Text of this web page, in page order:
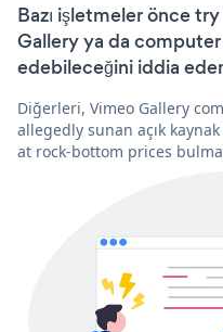
Bazı işletmeler önce
Gallery ya da
edebileceğini iddia
Diğerleri, Vimeo Gallery
allegedly sunan açık
at rock-bottom prices